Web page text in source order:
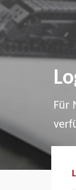
Für